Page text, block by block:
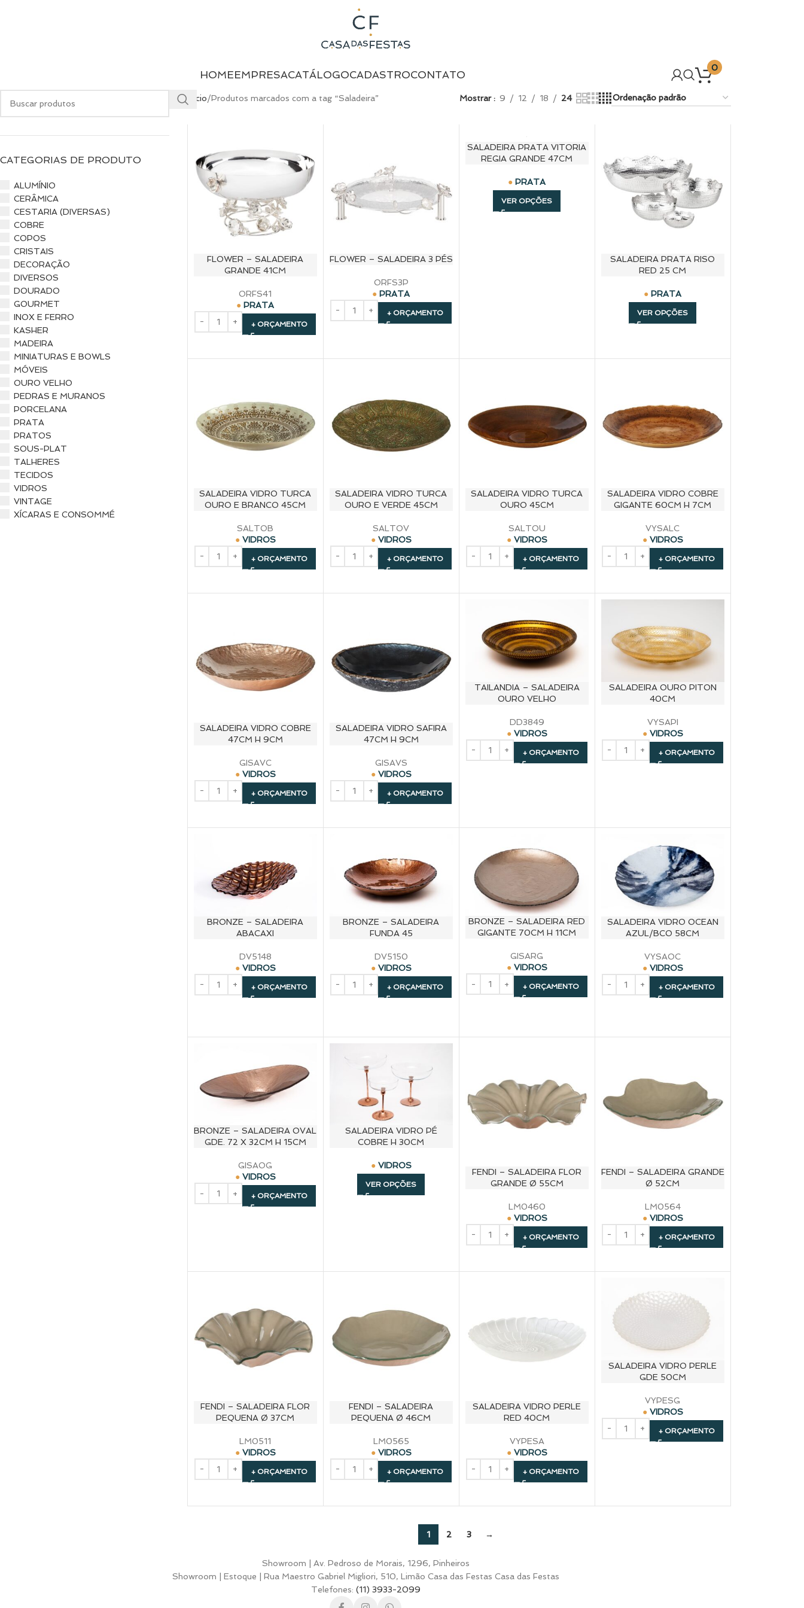
HOMEEMPRESACATÁLOGOCADASTROCONTATO
0
CATEGORIAS DE PRODUTO
ALUMÍNIO
CERÂMICA
CESTARIA (DIVERSAS)
COBRE
COPOS
CRISTAIS
DECORAÇÃO
DIVERSOS
DOURADO
GOURMET
INOX E FERRO
KASHER
MADEIRA
MINIATURAS E BOWLS
MÓVEIS
OURO VELHO
PEDRAS E MURANOS
PORCELANA
PRATA
PRATOS
SOUS-PLAT
TALHERES
TECIDOS
VIDROS
VINTAGE
XÍCARAS E CONSOMMÉ
Início Produtos marcados com a tag “Saladeira” Mostrar 9 12 18 24
FLOWER – SALADEIRA
GRANDE 41CM
ORFS41
PRATA
+ ORÇAMENTO
FLOWER – SALADEIRA 3 PÉS
ORFS3P
PRATA
+ ORÇAMENTO
SALADEIRA PRATA VITORIA
REGIA GRANDE 47CM
PRATA
VER OPÇÕES
SALADEIRA PRATA RISO
RED 25 CM
PRATA
VER OPÇÕES
SALADEIRA VIDRO TURCA
OURO E BRANCO 45CM
SALTOB
VIDROS
+ ORÇAMENTO
SALADEIRA VIDRO TURCA
OURO E VERDE 45CM
SALTOV
VIDROS
+ ORÇAMENTO
SALADEIRA VIDRO TURCA
OURO 45CM
SALTOU
VIDROS
+ ORÇAMENTO
SALADEIRA VIDRO COBRE
GIGANTE 60CM H 7CM
VYSALC
VIDROS
+ ORÇAMENTO
SALADEIRA VIDRO COBRE
47CM H 9CM
GISAVC
VIDROS
+ ORÇAMENTO
SALADEIRA VIDRO SAFIRA
47CM H 9CM
GISAVS
VIDROS
+ ORÇAMENTO
TAILANDIA – SALADEIRA
OURO VELHO
DD3849
VIDROS
+ ORÇAMENTO
SALADEIRA OURO PITON
40CM
VYSAPI
VIDROS
+ ORÇAMENTO
BRONZE – SALADEIRA
ABACAXI
DV5148
VIDROS
+ ORÇAMENTO
BRONZE – SALADEIRA
FUNDA 45
DV5150
VIDROS
+ ORÇAMENTO
BRONZE – SALADEIRA RED
GIGANTE 70CM H 11CM
GISARG
VIDROS
+ ORÇAMENTO
SALADEIRA VIDRO OCEAN
AZUL/BCO 58CM
VYSAOC
VIDROS
+ ORÇAMENTO
BRONZE – SALADEIRA OVAL
GDE. 72 X 32CM H 15CM
GISAOG
VIDROS
+ ORÇAMENTO
SALADEIRA VIDRO PÉ
COBRE H 30CM
VIDROS
VER OPÇÕES
FENDI – SALADEIRA FLOR
GRANDE Ø 55CM
LM0460
VIDROS
+ ORÇAMENTO
FENDI – SALADEIRA GRANDE
Ø 52CM
LM0564
VIDROS
+ ORÇAMENTO
FENDI – SALADEIRA FLOR
PEQUENA Ø 37CM
LM0511
VIDROS
+ ORÇAMENTO
FENDI – SALADEIRA
PEQUENA Ø 46CM
LM0565
VIDROS
+ ORÇAMENTO
SALADEIRA VIDRO PERLE
RED 40CM
VYPESA
VIDROS
+ ORÇAMENTO
SALADEIRA VIDRO PERLE
GDE 50CM
VYPESG
VIDROS
+ ORÇAMENTO
1 2 3 →
Showroom | Av. Pedroso de Morais, 1296, Pinheiros
Showroom | Estoque | Rua Maestro Gabriel Migliori, 510, Limão Casa das Festas Casa das Festas
Telefones: (11) 3933-2099